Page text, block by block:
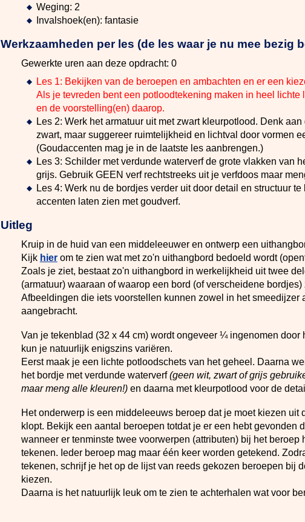
Weging: 2
Invalshoek(en): fantasie
Werkzaamheden per les (de les waar je nu mee bezig
Gewerkte uren aan deze opdracht: 0
Les 1: Bekijken van de beroepen en ambachten en er een
Als je tevreden bent een potloodtekening maken in heel
en de voorstelling(en) daarop.
Les 2: Werk het armatuur uit met zwart kleurpotlood. Denk
zwart, maar suggereer ruimtelijkheid en lichtval door vormen
(Goudaccenten mag je in de laatste les aanbrengen.)
Les 3: Schilder met verdunde waterverf de grote vlakken van
grijs. Gebruik GEEN verf rechtstreeks uit je verfdoos maar
Les 4: Werk nu de bordjes verder uit door detail en structuur
accenten laten zien met goudverf.
Uitleg
Kruip in de huid van een middeleeuwer en ontwerp een
Kijk hierom te zien wat met zo'n uithangbord bedoeld wordt
Zoals je ziet, bestaat zo'n uithangbord in werkelijkheid uit twee
(armatuur) waaraan of waarop een bord (of verscheidene
Afbeeldingen die iets voorstellen kunnen zowel in het smeedijzer
aangebracht.
Van je tekenblad (32 x 44 cm) wordt ongeveer ¼ ingenomen
kun je natuurlijk enigszins variëren.
Eerst maak je een lichte potloodschets van het geheel. Daarna
het bordje met verdunde waterverf(geen wit, zwart of grijs
maar meng alle kleuren!)en daarna met kleurpotlood voor de
Het onderwerp is een middeleeuws beroep dat je moet kiezen uit
klopt. Bekijk een aantal beroepen totdat je er een hebt gevonden
wanneer er tenminste twee voorwerpen (attributen) bij het
tekenen. Ieder beroep mag maar één keer worden getekend.
tekenen, schrijf je het op de lijst van reeds gekozen beroepen bij
kiezen.
Daarna is het natuurlijk leuk om te zien te achterhalen wat voor